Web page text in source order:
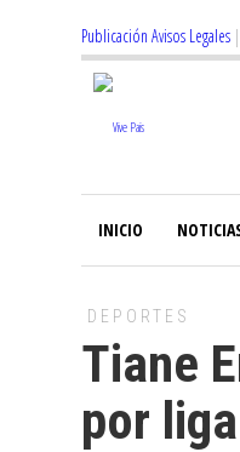
Publicación Avisos Legales |
INICIO
DEPORTES
Tiane
por